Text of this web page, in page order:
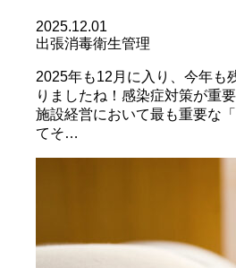
2025.12.01
出張消毒衛生管理
2025年も12月に入り、今年も
りましたね！感染症対策が重
施設経営において最も重要な
てそ…